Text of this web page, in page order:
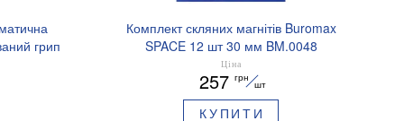
грип
02
Комплект скляних магнітів Buromax
SPACE 12 шт 30 мм BM.0048
Ціна
257 грн
шт
КУПИТИ